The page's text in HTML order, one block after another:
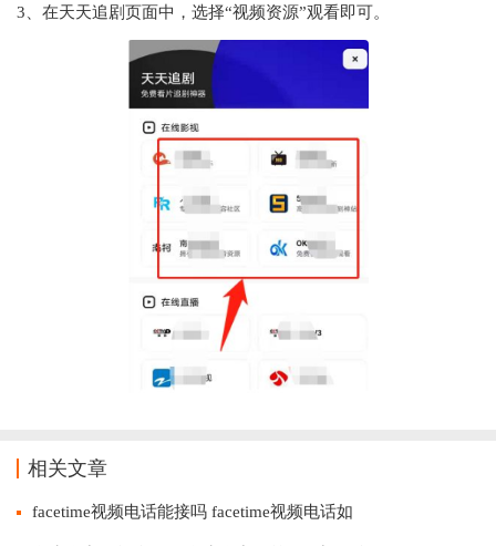
3、在天天追剧页面中，选择“视频资源”观看即可。
相关文章
facetime视频电话能接吗 facetime视频电话如